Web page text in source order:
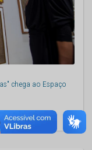
chega ao Espaço